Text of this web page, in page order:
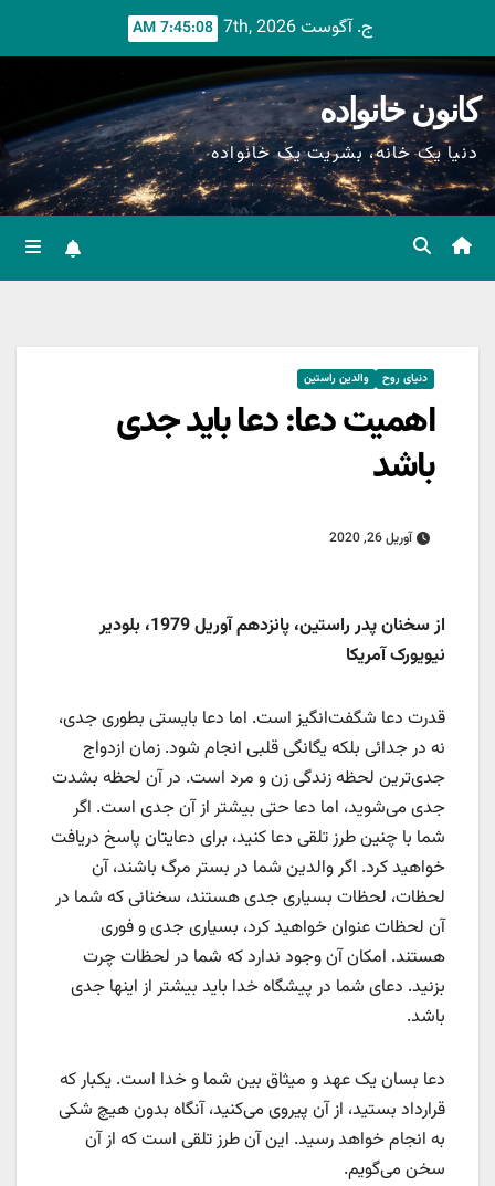
content
ج. آگوست 7th, 2026 7:45:10 AM
کانون خانواده
دنیا یک خانه، بشریت یک خانواده
دنیای روح والدین راستین
اهمیت دعا: دعا باید جدی
باشد
آوریل 26, 2020
از سخنان پدر راستین، پانزدهم آوریل 1979، بلودیر
نیویورک آمریکا
قدرت دعا شگفت‌انگیز است. اما دعا بایستی بطوری جدی،
نه در جدائی بلکه یگانگی قلبی انجام شود. زمان ازدواج
جدی‌ترین لحظه زندگی زن و مرد است. در آن لحظه بشدت
جدی می‌شوید، اما دعا حتی بیشتر از آن جدی است. اگر
شما با چنین طرز تلقی دعا کنید، برای دعایتان پاسخ دریافت
خواهید کرد. اگر والدین شما در بستر مرگ باشند، آن
لحظات، لحظات بسیاری جدی هستند، سخنانی که شما در
آن لحظات عنوان خواهید کرد، بسیاری جدی و فوری
هستند. امکان آن وجود ندارد که شما در لحظات چرت
بزنید. دعای شما در پیشگاه خدا باید بیشتر از اینها جدی
باشد.
دعا بسان یک عهد و میثاق بین شما و خدا است. یکبار که
قرارداد بستید، از آن پیروی می‌کنید، آنگاه بدون هیچ شکی
به انجام خواهد رسید. این آن طرز تلقی است که از آن
سخن می‌گویم.